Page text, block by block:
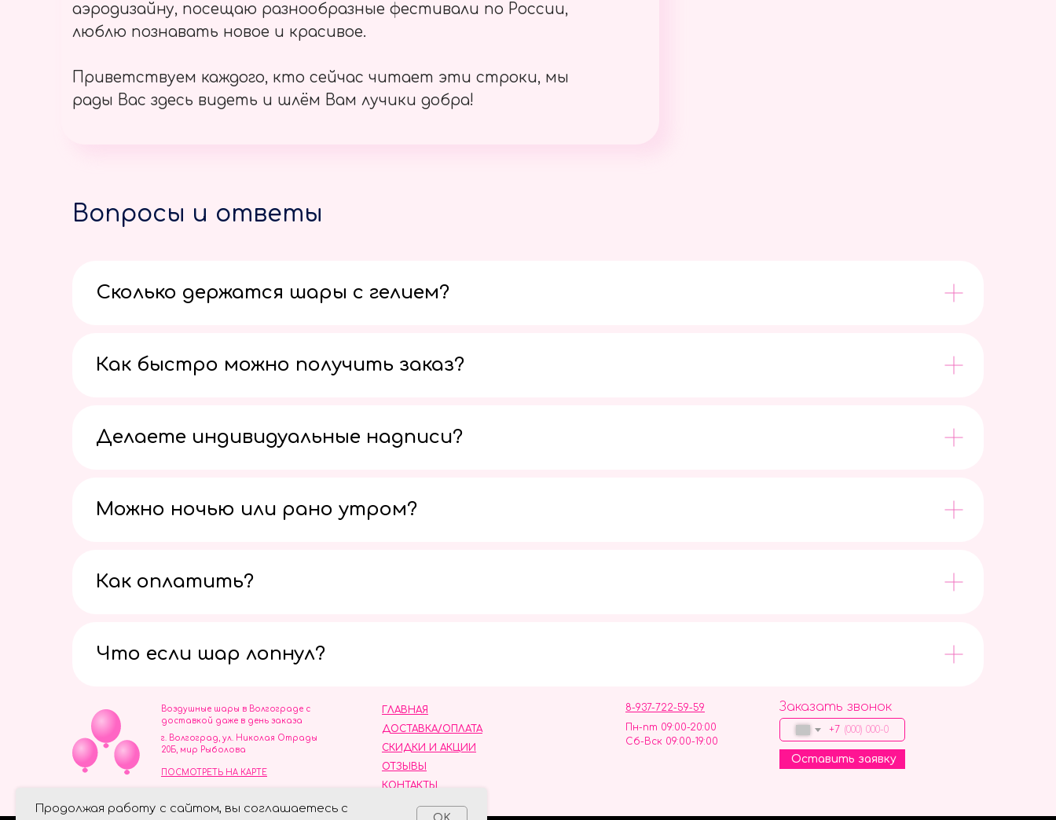
Продолжая работу с сайтом, вы соглашаетесь с
OK
аэродизайну, посещаю разнообразные фестивали по России,
люблю познавать новое и красивое.
Приветствуем каждого, кто сейчас читает эти строки, мы
рады Вас здесь видеть и шлём Вам лучики добра!
Вопросы и ответы
Сколько держатся шары с гелием?
Как быстро можно получить заказ?
Делаете индивидуальные надписи?
Можно ночью или рано утром?
Как оплатить?
Что если шар лопнул?
ОТЗЫВЫ
ГЛАВНАЯ
ДОСТАВКА/ОПЛАТА
СКИДКИ И АКЦИИ
КОНТАКТЫ
8-937-722-59-59
Пн-пт 09:00-20:00
Сб-Вск 09:00-19:00
Воздушные шары в Волгограде с
доставкой даже в день заказа
Заказать звонок
+7
Оставить заявку
г. Волгоград, ул. Николая Отрады
20Б, мир Рыболова
ПОСМОТРЕТЬ НА КАРТЕ
ИНН 344110093739
Политика обработки персональных данных